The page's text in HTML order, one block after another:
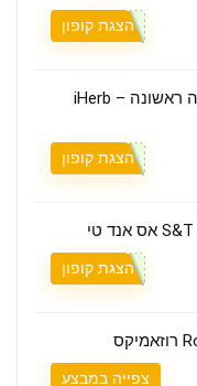
הצגת קופון
קופון 20% הנחה בקנייה ראשונה – iHerb
הצגת קופון
הצגת קופון
צפייה במבצע